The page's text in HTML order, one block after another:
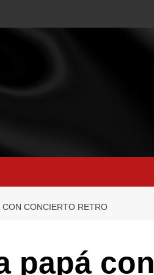
CONCIERTO RETRO
papá con